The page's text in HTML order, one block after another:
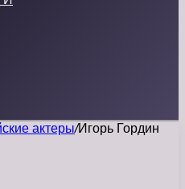
актеры/Игорь Гордин